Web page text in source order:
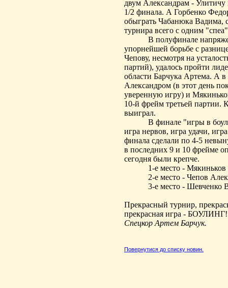
двум Александрам - Улитичу
1/2 финала. А Горбенко
обыграть Чабанюка Вадима,
турнира всего с одним "спеа
В полуфинале
упорнейшей борьбе с
Чепову, несмотря на
партий), удалось пройти
области Барчука Артема. А
Александром (в этот день
уверенную игру) и
10-й фрейм третьей партии.
выиграл.
В финале "игры в
игра нервов, игра удачи,
финала сделали по 4-5
в последних 9 и 10 фрейме
сегодня были крепче.
1-е место -Мякиньков
2-е место - Чепов
3-е место - Шевченко
Прекрасный турнир,
прекрасная игра - БОУЛИНГ!
Спецкор Артем Барчук.
Повернутися до списку новин.